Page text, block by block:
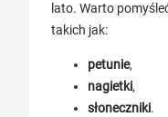
lato. Warto
takich jak:
petunie,
nagietki,
słoneczniki.